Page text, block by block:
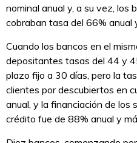
nominal anual y, a su vez, los
cobraban tasa del 66% anual
Cuando los bancos en el
depositantes tasas del 44 y
plazo fijo a 30 días, pero la
clientes por descubiertos en
anual, y la financiación de los
crédito fue de 88% anual y